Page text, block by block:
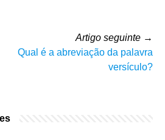
Artigo seguinte →
Qual é a abreviação da palavra
versículo?